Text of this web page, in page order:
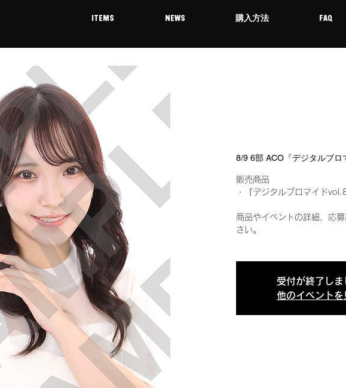
ITEMS NEWS 購入方法 FAQ
8/9 6部 ACO『デジタルブ
販売商品
・『デジタルブロマイド
商品やイベントの詳細、応
さい。
受付が終了しま
他のイベントを